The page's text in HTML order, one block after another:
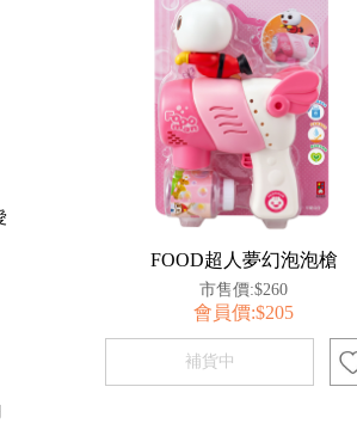
FOOD超人夢幻泡泡槍
市售價:$260
會員價:$205